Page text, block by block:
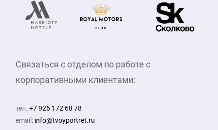
Связаться с отделом по работе с
корпоративными клиентами:
тел. +7 926 172 68 78
email: info@tvoyportret.ru